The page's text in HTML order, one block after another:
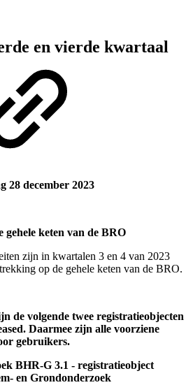
en vierde kwartaal
28 december 2023
keten van de BRO
zijn in kwartalen 3 en 4 van 2023
op de gehele keten van de BRO.
de volgende twee registratieobjecten
Daarmee zijn alle voorziene
gebruikers.
BHR-G 3.1 - registratieobject
en Grondonderzoek